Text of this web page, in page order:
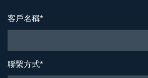
客戶名稱*
聯繫方式*